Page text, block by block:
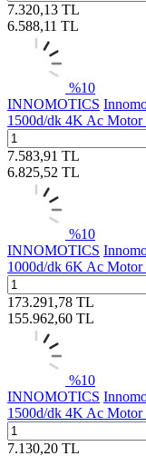
7.320,13 TL
6.588,11 TL
%10
INNOMOTICS
1500d/dk 4K Ac Motor
7.583,91 TL
6.825,52 TL
%10
INNOMOTICS
1000d/dk 6K Ac Motor
173.291,78 TL
155.962,60 TL
%10
INNOMOTICS
1500d/dk 4K Ac Motor
7.130,20 TL